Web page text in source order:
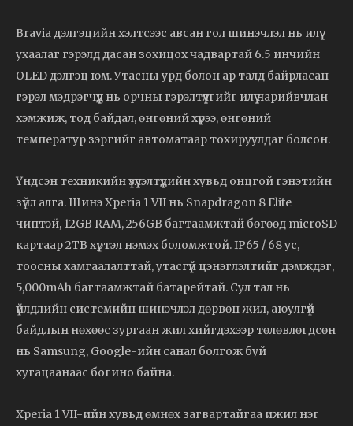
Braviaдэлгэцийнхэлтсээс авсан гол шинэчлэл нь илүү
ухаалаг гэрэлддасан зохицохчадвартай 6.5 инчийн
OLEDдэлгэц юм.Утасны урд болон ар талд байрласан
гэрэлмэдрэгчүүд нь орчны гэрэлтүүлгийг илүүнарийвчлан
хэмжиж, тод байдал,өнгөнийхүрээ,өнгөний
температур зэргийг автоматаар тохируулдаг болсон.
Үндсэн техникийнүзүүлэлтүүдийнхувьд онцгой гэнэтийн
зүйл алга.ШинэXperia 1VII нь Snapdragon 8 Elite
чиптэй, 12GB RAM,256GB багтаамжтай бөгөөд microSD
картаар2TB хүртэл нэмэх боломжтой.IP65 / 68ус,
тоосны хамгаалалттай,утасгүй цэнэглэлтийг дэмждэг,
5,000mAh багтаамжтай батарейтай. Сул тал нь
үйлдлийн системийн шинэчлэлдөрвөнжил, аюулгүй
байдлын нөхөөс зургаанжилхийгдэхээр төлөвлөгдсөн
нь Samsung, Google-ийн санал болгож буй
хугацаанаас богино байна.
Xperia 1VII-ийнхувьдөмнөх загвартайгаа ижил нэг